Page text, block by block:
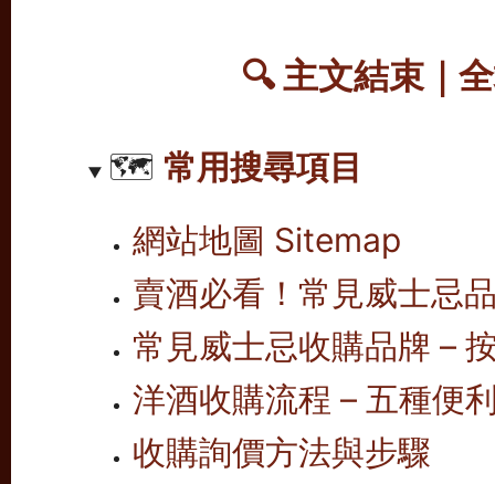
🔍主文結束｜
🗺️ 常用搜尋項目
網站地圖 Sitemap
賣酒必看！常見威士忌
常見威士忌收購品牌 –
洋酒收購流程 – 五種便
收購詢價方法與步驟